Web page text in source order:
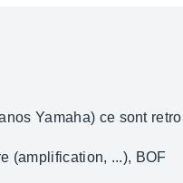
Yamaha) ce sont
(amplification, ...), BOF